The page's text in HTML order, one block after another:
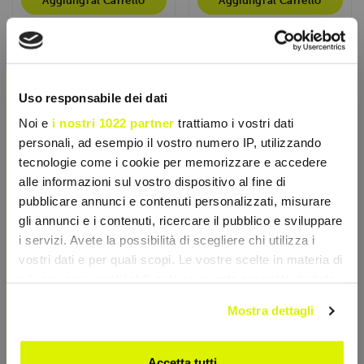
×
Uso responsabile dei dati
Noi e i nostri 1022 partner trattiamo i vostri dati
personali, ad esempio il vostro numero IP, utilizzando
tecnologie come i cookie per memorizzare e accedere
alle informazioni sul vostro dispositivo al fine di
pubblicare annunci e contenuti personalizzati, misurare
gli annunci e i contenuti, ricercare il pubblico e sviluppare
i servizi. Avete la possibilità di scegliere chi utilizza i
vostri dati e per quali scopi. Le vostre scelte in materia di
modificare o revocare il proprio consenso in qualsiasi
momento dalla Dichiarazione sui cookie o facendo clic
sull'icona di attivazione della privacy.
Mostra dettagli
- 25% - 25%